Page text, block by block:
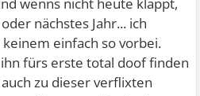
nächstes Jahr... ich
einfach so vorbei.
fürs erste total doof finden
zu dieser verflixten